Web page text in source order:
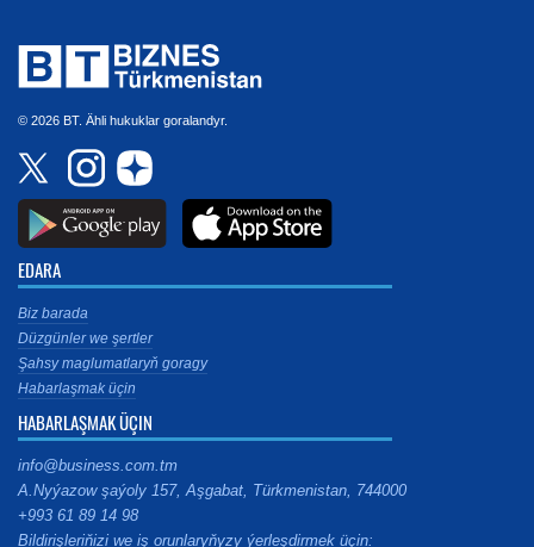
© 2026 BT. Ähli hukuklar goralandyr.
EDARA
Biz barada
Düzgünler we şertler
Şahsy maglumatlaryň goragy
Habarlaşmak üçin
HABARLAŞMAK ÜÇIN
info@business.com.tm
A.Nyýazow şaýoly 157, Aşgabat, Türkmenistan, 744000
+993 61 89 14 98
Bildirişleriňizi we iş orunlaryňyzy ýerleşdirmek üçin: